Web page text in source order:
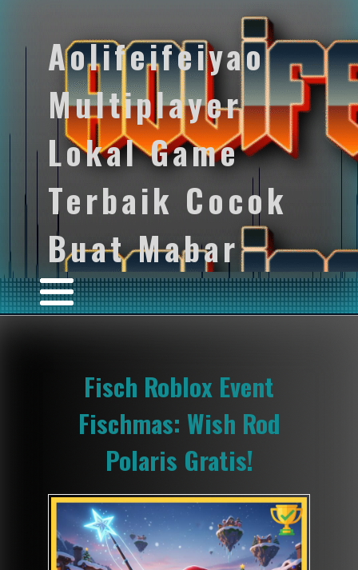
Aolifeifeiyao
Multiplayer
Lokal Game
Terbaik Cocok
Buat Mabar
Fisch Roblox Event
Fischmas: Wish Rod
Polaris Gratis!